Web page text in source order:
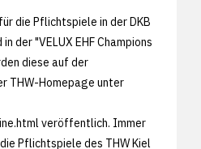
die Pflichtspiele in der DKB
der "VELUX EHF Champions
diese auf der
THW-Homepage unter
veröffentlich. Immer
Pflichtspiele des THW Kiel